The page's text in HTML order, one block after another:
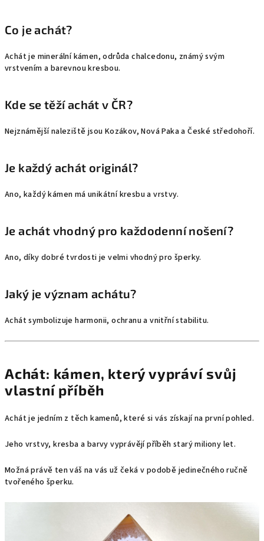
Co je achát?
Achát je minerální kámen, odrůda chalcedonu, známý svým
vrstvením a barevnou kresbou.
Kde se těží achát v ČR?
Nejznámější naleziště jsou Kozákov, Nová Paka a České středohoří.
Je každý achát originál?
Ano, každý kámen má unikátní kresbu a vrstvy.
Je achát vhodný pro každodenní nošení?
Ano, díky dobré tvrdosti je velmi vhodný pro šperky.
Jaký je význam achátu?
Achát symbolizuje harmonii, ochranu a vnitřní stabilitu.
Achát: kámen, který vypráví svůj
vlastní příběh
Achát je jedním z těch kamenů, které si vás získají na první pohled.
Jeho vrstvy, kresba a barvy vyprávějí příběh starý miliony let.
Možná právě ten váš na vás už čeká v podobě jedinečného ručně
tvořeného šperku.